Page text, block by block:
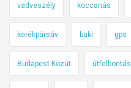
vadveszély koccanás
kerékpársáv baki gps
Budapest Közút útfelbontás